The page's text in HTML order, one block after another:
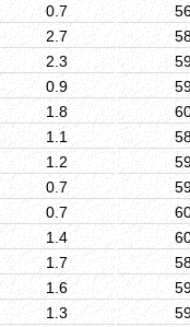
0.7
2.7
2.3
0.9
1.8
1.1
1.2
0.7
0.7
1.4
1.7
1.6
1.3